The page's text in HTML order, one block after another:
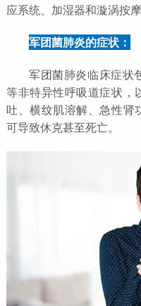
应系统、加湿器和漩涡按摩
军团菌肺炎的症状：
军团菌肺炎临床症状
等非特异性呼吸道症状，
吐、横纹肌溶解、急性肾
可导致休克甚至死亡。